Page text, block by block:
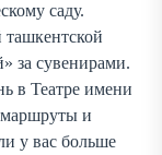
саду.
ташкентской
за сувенирами.
в Театре имени
и
у вас больше